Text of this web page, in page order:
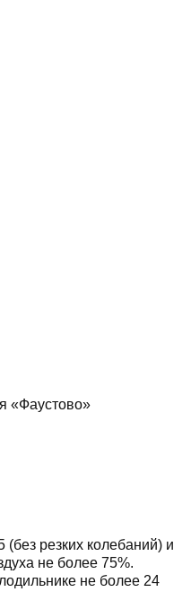
«Фаустово»
резких колебаний) и
не более 75%.
не более 24